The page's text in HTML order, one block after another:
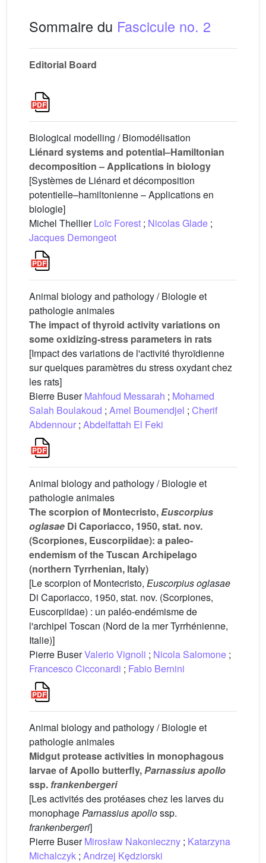
Sommaire du Fascicule no. 2
Editorial Board
Biological modelling / Biomodélisation
Liénard systems and potential–Hamiltonian
decomposition – Applications in biology
[Systèmes de Liénard et décomposition
potentielle–hamiltonienne – Applications en
biologie]
Michel ThellierLoïc Forest ; Nicolas Glade ;
Jacques Demongeot
Animal biology and pathology / Biologie et
pathologie animales
The impact of thyroid activity variations on
some oxidizing-stress parameters in rats
[Impact des variations de l'activité thyroïdienne
sur quelques paramètres du stress oxydant chez
les rats]
Bierre BuserMahfoud Messarah ; Mohamed
Salah Boulakoud ; Amel Boumendjel ; Cherif
Abdennour ; Abdelfattah El Feki
Animal biology and pathology / Biologie et
pathologie animales
The scorpion of Montecristo,Euscorpius
oglasae Di Caporiacco, 1950, stat. nov.
(Scorpiones, Euscorpiidae): a paleo-
endemism of the Tuscan Archipelago
(northern Tyrrhenian, Italy)
[Le scorpion of Montecristo, Euscorpius oglasae
Di Caporiacco, 1950, stat. nov. (Scorpiones,
Euscorpiidae) : un paléo-endémisme de
l'archipel Toscan (Nord de la mer Tyrrhénienne,
Italie)]
Pierre BuserValerio Vignoli ; Nicola Salomone ;
Francesco Cicconardi ; Fabio Bernini
Animal biology and pathology / Biologie et
pathologie animales
Midgut protease activities in monophagous
larvae of Apollo butterfly,Parnassius apollo
ssp. frankenbergeri
[Les activités des protéases chez les larves du
monophageParnassius apollossp.
frankenbergeri]
Pierre BuserMirosław Nakonieczny ; Katarzyna
Michalczyk ; Andrzej Kędziorski